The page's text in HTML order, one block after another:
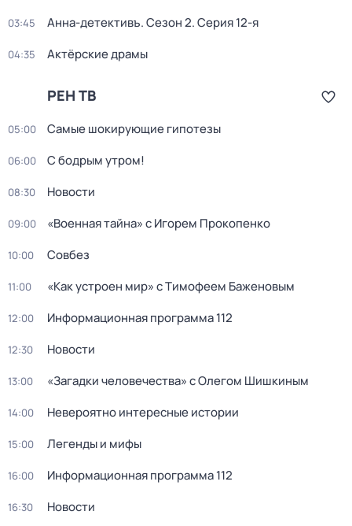
03:45 Анна-детективъ. Сезон 2. Серия 12-я
04:35 Актёрские драмы
РЕН ТВ
05:00 Самые шoкиpующие гипотезы
06:00 С бодрым утром!
08:30 Новости
09:00 «Военная тайна» с Игорем Прокопенко
10:00 Совбез
11:00 «Как устроен мир» с Тимофеем Баженовым
12:00 Информационная программа 112
12:30 Новости
13:00 «Загадки человечества» с Олегом Шишкиным
14:00 Невероятно интересные истории
15:00 Легенды и мифы
16:00 Информационная программа 112
16:30 Новости